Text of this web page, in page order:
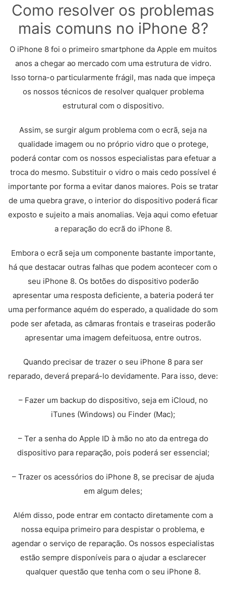
Como resolver os problemas
mais comuns no iPhone 8?
O iPhone 8 foi o primeiro smartphone da Apple em muitos
anos a chegar ao mercado com uma estrutura de vidro.
Isso torna-o particularmente frágil, mas nada que impeça
os nossos técnicos de resolver qualquer problema
estrutural com o dispositivo.
Assim, se surgir algum problema com o ecrã, seja na
qualidade imagem ou no próprio vidro que o protege,
poderá contar com os nossos especialistas para efetuar a
troca do mesmo. Substituir o vidro o mais cedo possível é
importante por forma a evitar danos maiores. Pois se tratar
de uma quebra grave, o interior do dispositivo poderá ficar
exposto e sujeito a mais anomalias. Veja aqui como efetuar
a reparação do ecrã do iPhone 8.
Embora o ecrã seja um componente bastante importante,
há que destacar outras falhas que podem acontecer com o
seu iPhone 8. Os botões do dispositivo poderão
apresentar uma resposta deficiente, a bateria poderá ter
uma performance aquém do esperado, a qualidade do som
pode ser afetada, as câmaras frontais e traseiras poderão
apresentar uma imagem defeituosa, entre outros.
Quando precisar de trazer o seu iPhone 8 para ser
reparado, deverá prepará-lo devidamente. Para isso, deve:
– Fazer um backup do dispositivo, seja em iCloud, no
iTunes (Windows) ou Finder (Mac);
– Ter a senha do Apple ID à mão no ato da entrega do
dispositivo para reparação, pois poderá ser essencial;
– Trazer os acessórios do iPhone 8, se precisar de ajuda
em algum deles;
Além disso, pode entrar em contacto diretamente com a
nossa equipa primeiro para despistar o problema, e
agendar o serviço de reparação. Os nossos especialistas
estão sempre disponíveis para o ajudar a esclarecer
qualquer questão que tenha com o seu iPhone 8.